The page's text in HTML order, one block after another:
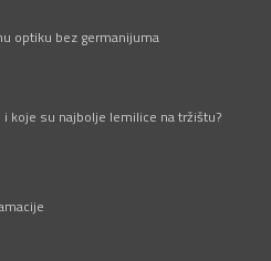
optiku bez germanijuma
koje su najbolje lemilice na tržištu?